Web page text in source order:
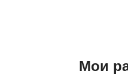
Мои